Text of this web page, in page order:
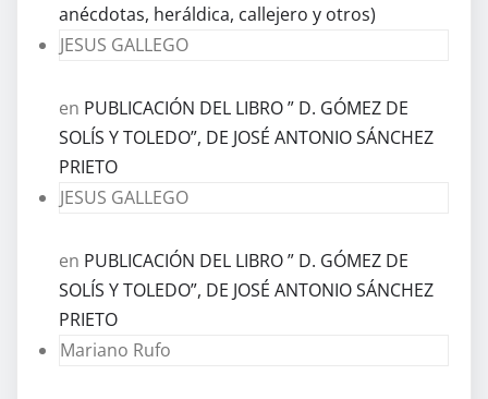
anécdotas, heráldica, callejero y otros)
JESUS GALLEGO
en PUBLICACIÓN DEL LIBRO ” D. GÓMEZ DE
SOLÍS Y TOLEDO”, DE JOSÉ ANTONIO SÁNCHEZ
PRIETO
JESUS GALLEGO
en PUBLICACIÓN DEL LIBRO ” D. GÓMEZ DE
SOLÍS Y TOLEDO”, DE JOSÉ ANTONIO SÁNCHEZ
PRIETO
Mariano Rufo